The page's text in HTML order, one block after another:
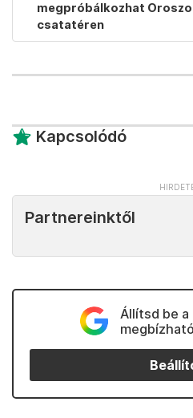
megpróbálkozhat
csatatéren
Kapcsolódó
Partnereinktől
Állítsd be a